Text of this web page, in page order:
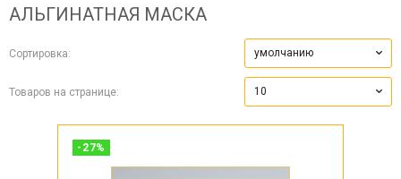
АЛЬГИНАТНАЯ МАСКА
Сортировка: умолчанию
Товаров на странице: 10
- 27%